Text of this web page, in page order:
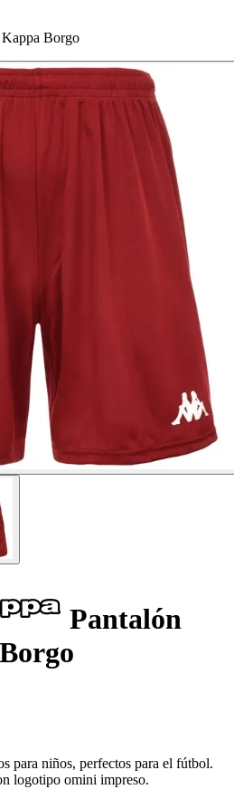
Borgo
Pantalón
para niños, perfectos para el fútbol.
logotipo omini impreso.